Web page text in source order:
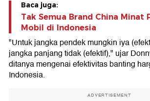
Baca juga:
Tak Semua Brand China Minat
Mobil di Indonesia
"Untuk jangka pendek mungkin iya
jangka panjang tidak (efektif)," ujar
ditanya mengenai efektivitas banting
Indonesia.
ADVERTISEMENT